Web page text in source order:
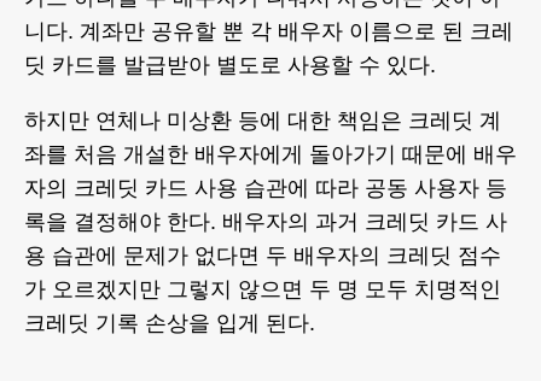
니다. 계좌만 공유할 뿐 각 배우자 이름으로 된 크레
딧 카드를 발급받아 별도로 사용할 수 있다.
하지만 연체나 미상환 등에 대한 책임은 크레딧 계
좌를 처음 개설한 배우자에게 돌아가기 때문에 배우
자의 크레딧 카드 사용 습관에 따라 공동 사용자 등
록을 결정해야 한다. 배우자의 과거 크레딧 카드 사
용 습관에 문제가 없다면 두 배우자의 크레딧 점수
가 오르겠지만 그렇지 않으면 두 명 모두 치명적인
크레딧 기록 손상을 입게 된다.